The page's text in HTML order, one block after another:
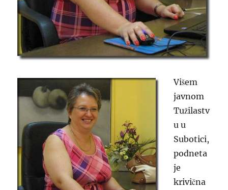
Višem
javnom
Tužilastv
u u
Subotici,
podneta
je
krivična